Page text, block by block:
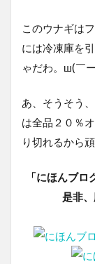
このウナギは
には冷凍庫を
ゃだわ。ш(￣
あ、そうそう
は全品２０％
り切れるから
「にほんブロ
是非